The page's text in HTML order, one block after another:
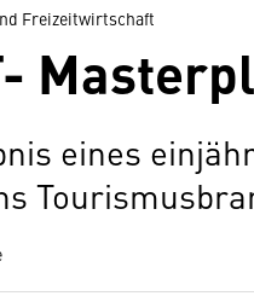
Freizeitwirtschaft
eines